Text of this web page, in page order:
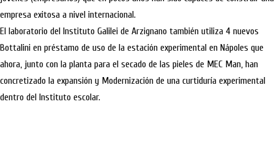
empresa exitosa a nivel internacional.
El laboratorio del Instituto Galilei de Arzignano también utiliza 4 nuevos
Bottalini en préstamo de uso de la estación experimental en Nápoles que
ahora, junto con la planta para el secado de las pieles de MEC Man, han
concretizado la expansión y Modernización de una curtiduría experimental
dentro del Instituto escolar.